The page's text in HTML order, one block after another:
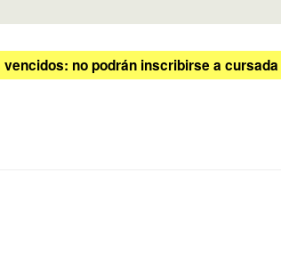
no podrán inscribirse a